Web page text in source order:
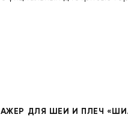
ДЛЯ ШЕИ И ПЛЕЧ